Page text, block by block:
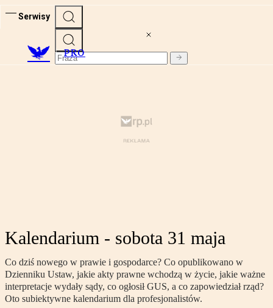
Serwisy
PRO
Kalendarium - sobota 31 maja
Co dziś nowego w prawie i gospodarce? Co opublikowano w
Dzienniku Ustaw, jakie akty prawne wchodzą w życie, jakie ważne
interpretacje wydały sądy, co ogłosił GUS, a co zapowiedział rząd?
Oto subiektywne kalendarium dla profesjonalistów.